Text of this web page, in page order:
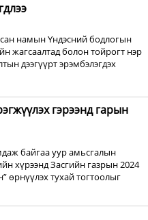
намын Үндэсний бодлогын
жагсаалтад болон тойрогт нэр
дээгүүрт эрэмбэлэгдэх
гэрээнд гарын
байгаа уур амьсгалын
хүрээнд Засгийн газрын 2024
тухай тогтоолыг